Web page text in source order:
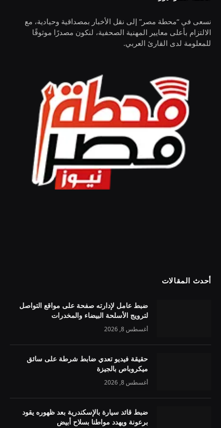
نسعى في “محطة مصر” إلى نقل الأخبار بمصداقية وحيادية، مع
الالتزام بأعلى معايير المهنية الصحفية، لنكون مصدرًا موثوقًا
للمعلومة لدى القارئ العربي.
أحدث المقالات
ضبط عامل لإدارته صفحة على مواقع التواصل
لترويج الأسلحة البيضاء والمخدرات
أغسطس 8, 2026
حقيقة فيديو تعدي ضابط شرطة على سائق
ميكروباص بالجيزة
أغسطس 8, 2026
ضبط قائد سيارة بالإسكندرية بعد ظهوره يقود
برعونة ويهدد مواطنا بسلاح أبيض